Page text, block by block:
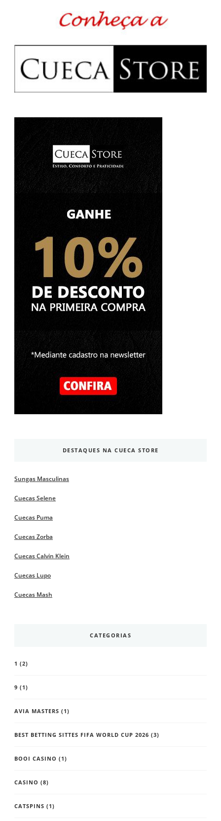
DESTAQUES NA CUECA STORE
Sungas Masculinas
Cuecas Selene
Cuecas Puma
Cuecas Zorba
Cuecas Calvin Klein
Cuecas Lupo
Cuecas Mash
CATEGORIAS
1 (2)
9 (1)
AVIA MASTERS (1)
BEST BETTING SITTES FIFA WORLD CUP 2026 (3)
BOOI CASINO (1)
CASINO (8)
CATSPINS (1)